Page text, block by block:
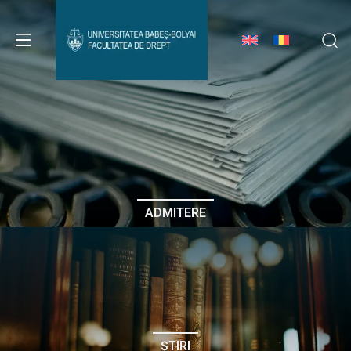
Avizier Studenți
Studii
Admitere
Erasmus & Internațional
Despre Facultate
ADMITERE
ȘTIRI